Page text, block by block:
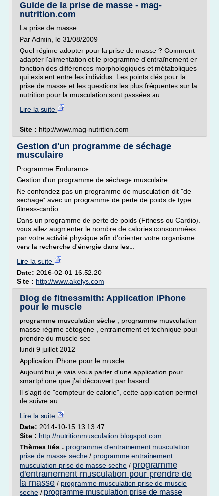
Guide de la prise de masse - mag-
nutrition.com
La prise de masse
Par Admin, le 31/08/2009
Quel régime adopter pour la prise de masse ? Comment
adapter l'alimentation et le programme d'entraînement en
fonction des différences morphologiques et métaboliques
qui existent entre les individus. Les points clés pour la
prise de masse et les questions les plus fréquentes sur la
nutrition pour la musculation sont passées au...
Lire la suite
Site : http://www.mag-nutrition.com
Gestion d'un programme de séchage
musculaire
Programme Endurance
Gestion d'un programme de séchage musculaire
Ne confondez pas un programme de musculation dit "de
séchage" avec un programme de perte de poids de type
fitness-cardio.
Dans un programme de perte de poids (Fitness ou Cardio),
vous allez augmenter le nombre de calories consommées
par votre activité physique afin d'orienter votre organisme
vers la recherche d'énergie dans les...
Lire la suite
Date: 2016-02-01 16:52:20
Site : http://www.akelys.com
Blog de fitnessmith: Application iPhone
pour le muscle
programme musculation sèche , programme musculation
masse régime cétogène , entrainement et technique pour
prendre du muscle sec
lundi 9 juillet 2012
Application iPhone pour le muscle
Aujourd'hui je vais vous parler d'une application pour
smartphone que j'ai découvert par hasard.
Il s'agit de "compteur de calorie", cette application permet
de suivre au...
Lire la suite
Date: 2014-10-15 13:13:47
Site : http://nutritionmusculation.blogspot.com
Thèmes liés : programme d'entrainement musculation
prise de masse seche / programme entrainement
musculation prise de masse seche / programme
d'entrainement musculation pour prendre de
la masse / programme musculation prise de muscle
seche / programme musculation prise de masse